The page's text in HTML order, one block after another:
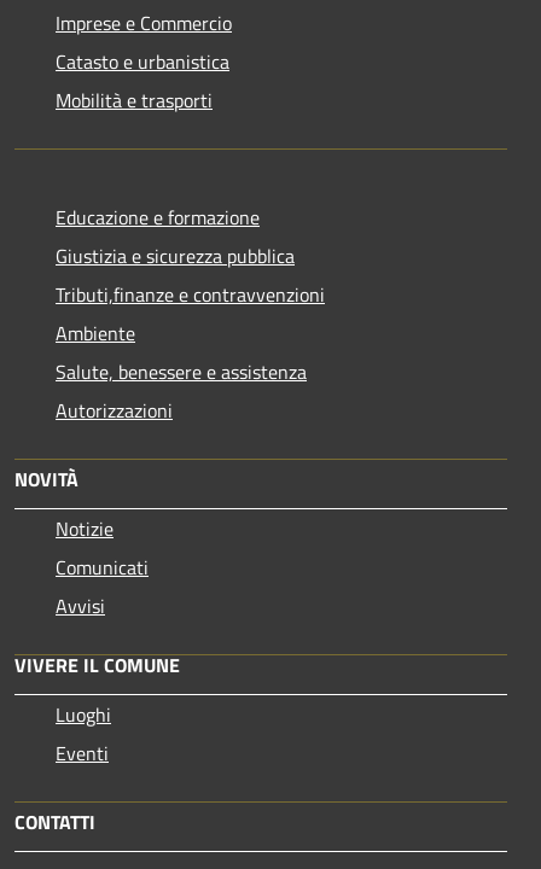
Imprese e Commercio
Catasto e urbanistica
Mobilità e trasporti
Educazione e formazione
Giustizia e sicurezza pubblica
Tributi,finanze e contravvenzioni
Ambiente
Salute, benessere e assistenza
Autorizzazioni
NOVITÀ
Notizie
Comunicati
Avvisi
VIVERE IL COMUNE
Luoghi
Eventi
CONTATTI